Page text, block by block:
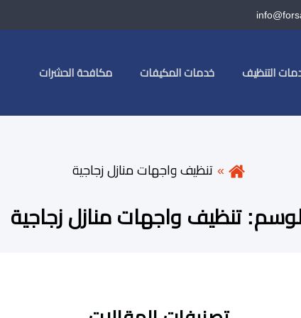
التنظيف خدمات المكيفات مكافحة الحشرات
تنظيف واجهات منازل زجاجية
الوسم:تنظيف واجهات منازل زجاجية